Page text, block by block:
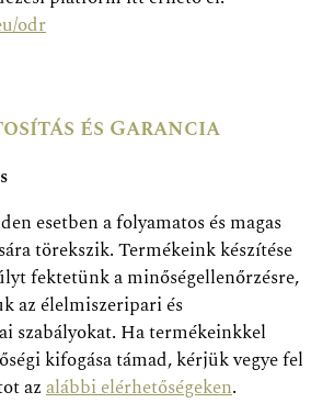
odr
és Garancia
esetben a folyamatos és magas
törekszik. Termékeink készítése
fektetünk a minőségellenőrzésre,
az élelmiszeripari és
szabályokat. Ha termékeinkkel
kifogása támad, kérjük vegye fel
azalábbi elérhetőségeken.